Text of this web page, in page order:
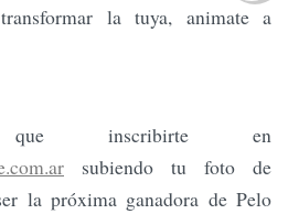
la tuya, animate a
inscribirte en
subiendo tu foto de
la próxima ganadora de Pelo